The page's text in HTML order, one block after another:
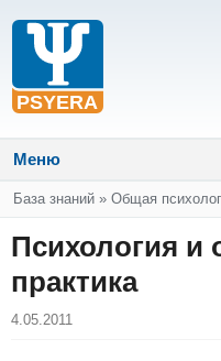
Меню
Вы здесь
База знаний » Общая
Психология и
практика
4.05.2011